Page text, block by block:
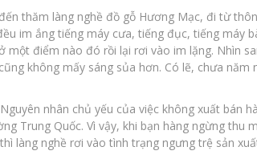
thăm làng nghề đồ gỗ Hương Mạc, đi từ
im ắng tiếng máy cưa, tiếng đục, tiếng máy
một điểm nào đó rồi lại rơi vào im lặng. Nhìn
không mấy sáng sủa hơn. Có lẽ, chưa
nhân chủ yếu của việc không xuất bán
Trung Quốc. Vì vậy, khi bạn hàng ngừng thu
làng nghề rơi vào tình trạng ngưng trệ sản